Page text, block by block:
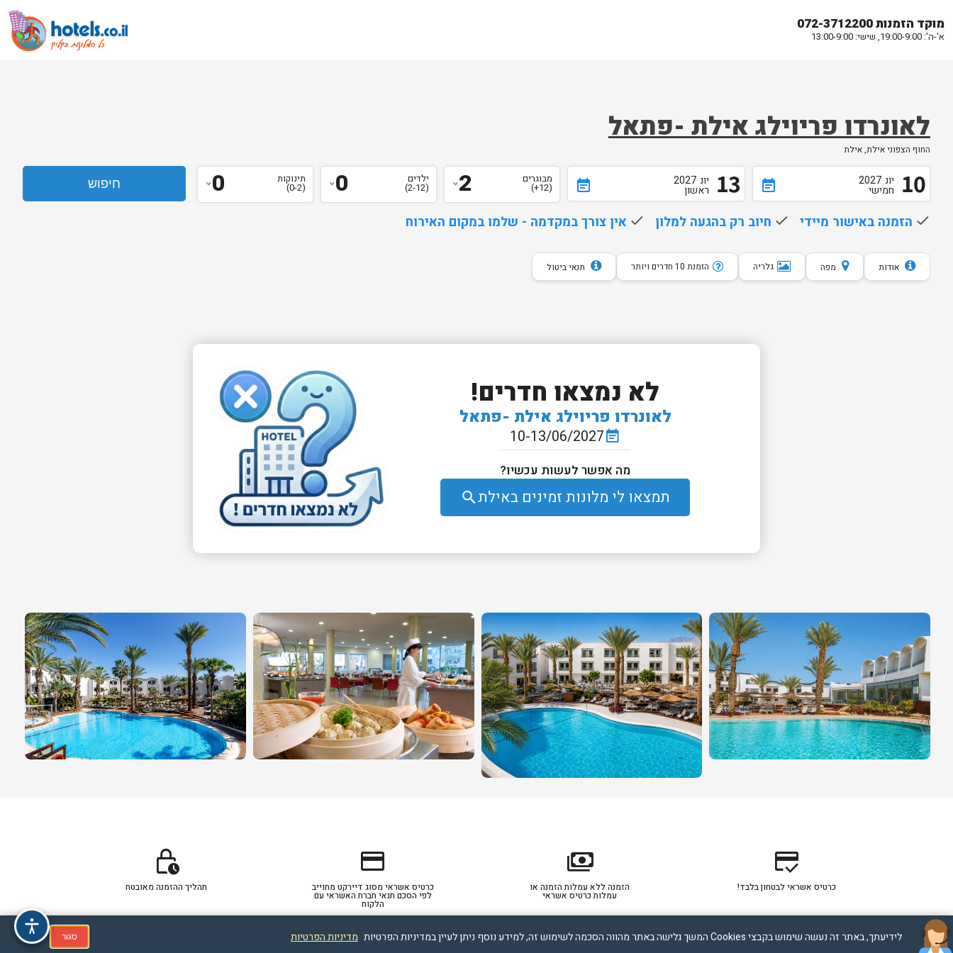
מוקד הזמנות 072-3712200
א'-ה': 19:00-9:00, שישי: 13:00-9:00
לאונרדו פריוילג אילת -פתאל
החוף הצפוני אילת, אילת
event_note 10 יונ 2027
חמישי event_note 13 יונ 2027
ראשון
מבוגרים
(12+)
2 ילדים
(2-12)
0 תינוקות
(0-2)
0
done הזמנה באישור מיידי done חיוב רק בהגעה למלון done אין צורך במקדמה - שלמו במקום האירוח
אודות מפה גלריה הזמנת 10 חדרים ויותר תנאי ביטול
לא נמצאו חדרים!
לאונרדו פריוילג אילת -פתאל
event_note
10-13/06/2027
מה אפשר לעשות עכשיו?
תמצאו לי מלונות זמינים באילתsearch
credit_score
כרטיס אשראי לבטחון בלבד!
payments
הזמנה ללא עמלות הזמנה או
עמלות כרטיס אשראי
credit_card
כרטיס אשראי מסוג דיירקט מחוייב
לפי הסכם תנאי חברת האשראי עם
הלקוח
lock_clock
תהליך ההזמנה מאובטח
לידיעתך, באתר זה נעשה שימוש בקבצי Cookies המשך גלישה באתר מהווה הסכמה לשימוש זה, למידע נוסף ניתן לעיין במדיניות הפרטיות מדיניות הפרטיות סגור